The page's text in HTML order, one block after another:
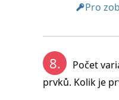
Pro
8.
Počet
prvků. Kolik je